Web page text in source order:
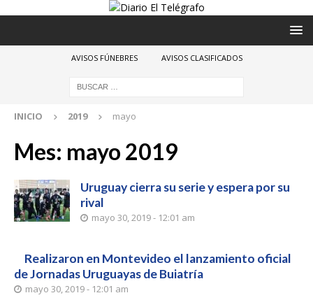
AVISOS FÚNEBRES AVISOS CLASIFICADOS
INICIO 2019 mayo
Mes: mayo 2019
Uruguay cierra su serie y espera por su
rival
mayo 30, 2019 - 12:01 am
Realizaron en Montevideo el lanzamiento oficial
de Jornadas Uruguayas de Buiatría
mayo 30, 2019 - 12:01 am